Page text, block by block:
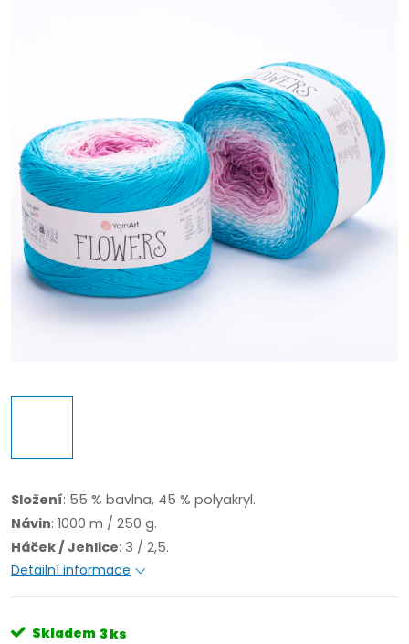
Složení: 55 % bavlna, 45 % polyakryl.
Návin: 1000 m / 250 g.
Háček / Jehlice: 3 / 2,5.
Detailní informace
Skladem 3 ks